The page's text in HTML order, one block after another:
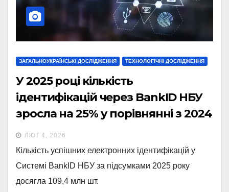
ЗАГАЛЬНОУКРАЇНСЬКІ ДОСЛІДЖЕННЯ ТЕХНОЛОГІЧНІ ДОСЛІДЖЕННЯ
У 2025 році кількість
ідентифікацій через BankID НБУ
зросла на 25% у порівнянні з 2024
(інфографіка)
ЛЮТ 4, 2026
Кількість успішних електронних ідентифікацій у
Системі BankID НБУ за підсумками 2025 року
досягла 109,4 млн шт.